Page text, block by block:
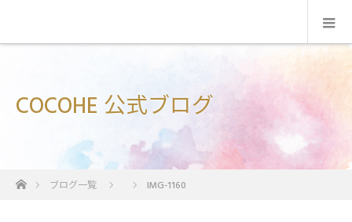
COCOHE 公式ブログ
ホームブログ一覧 IMG-1160